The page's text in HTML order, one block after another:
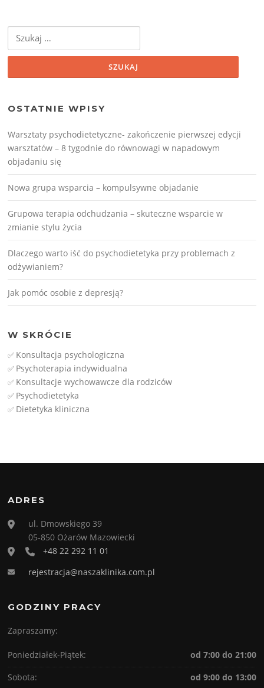
OSTATNIE WPISY
Warsztaty psychodietetyczne- zakończenie pierwszej edycji
warsztatów – 8 tygodnie do równowagi w napadowym
objadaniu się
Nowa grupa wsparcia – kompulsywne objadanie
Grupowa terapia odchudzania – skuteczne wsparcie w
zmianie stylu życia
Dlaczego warto iść do psychodietetyka przy problemach z
odżywianiem?
Jak pomóc osobie z depresją?
W SKRÓCIE
✅ Konsultacja psychologiczna
✅ Psychoterapia indywidualna
✅ Konsultacje wychowawcze dla rodziców
✅ Psychodietetyka
✅ Dietetyka kliniczna
ADRES
ul. Dmowskiego 39
05-850 Ożarów Mazowiecki
+48 22 292 11 01
rejestracja@naszaklinika.com.pl
GODZINY PRACY
Zapraszamy:
Poniedziałek-Piątek:
od 7:00 do 21:00
Sobota:
od 9:00 do 13:00